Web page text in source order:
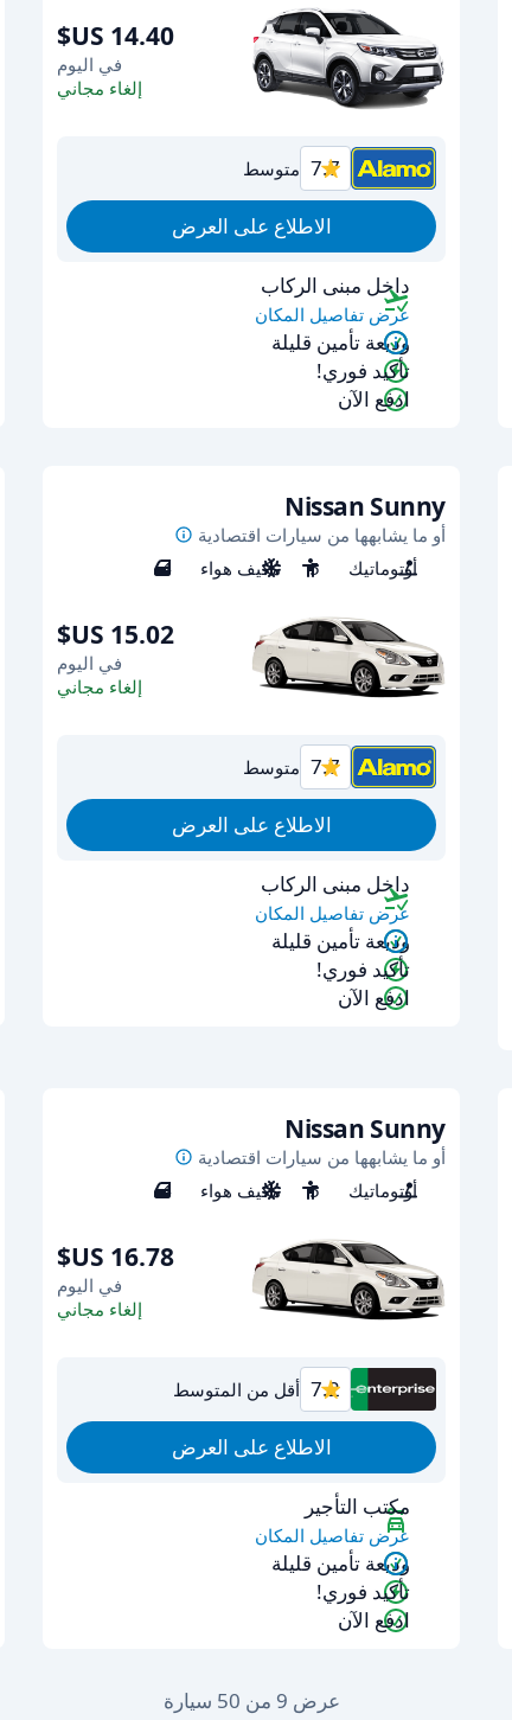
في اليوم
إلغاء مجاني
7.7 متوسط
الاطلاع على العرض
داخل مبنى الركاب
عرض تفاصيل المكان
وديعة تأمين قليلة
تأكيد فوري!
ادفع الآن
Nissan Sunny
أو ما يشابهها من سيارات اقتصادية
أوتوماتيك
5 مكيف هواء 4
في اليوم
إلغاء مجاني
7.7 متوسط
الاطلاع على العرض
داخل مبنى الركاب
عرض تفاصيل المكان
وديعة تأمين قليلة
تأكيد فوري!
ادفع الآن
Nissan Sunny
أو ما يشابهها من سيارات اقتصادية
أوتوماتيك
5 مكيف هواء 4
في اليوم
إلغاء مجاني
7.2 أقل من المتوسط
الاطلاع على العرض
مكتب التأجير
عرض تفاصيل المكان
وديعة تأمين قليلة
تأكيد فوري!
ادفع الآن
عرض 9 من 50 سيارة